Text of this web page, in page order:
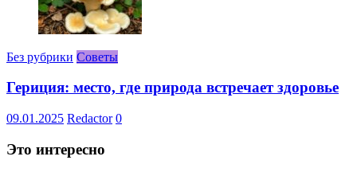
Без рубрики Советы
Гериция: место, где природа встречает здоровье
09.01.2025 Redactor 0
Это интересно